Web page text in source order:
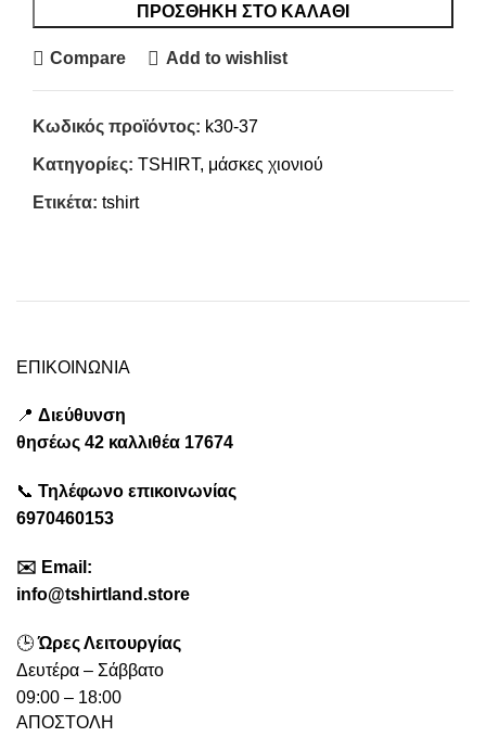
ΠΡΟΣΘΉΚΗ ΣΤΟ ΚΑΛΆΘΙ
Compare Add to wishlist
Κωδικός προϊόντος: k30-37
Κατηγορίες: TSHIRT, μάσκες χιονιού
Ετικέτα: tshirt
ΕΠΙΚΟΙΝΩΝΙΑ
📍 Διεύθυνση
θησέως 42 καλλιθέα 17674
📞 Τηλέφωνο επικοινωνίας
6970460153
✉️ Emai l:
info@tshirtland.store
🕒Ώρες Λειτουργίας
Δευτέρα – Σάββατο
09:00 – 18:00
ΑΠΟΣΤΟΛΗ